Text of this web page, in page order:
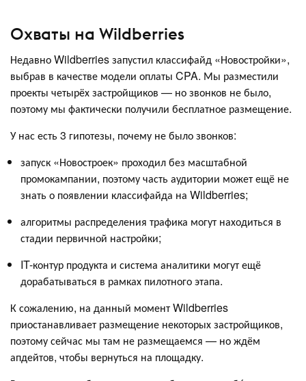
Охваты на Wildberries
Недавно Wildberries запустил классифайд «Новостройки»,
выбрав в качестве модели оплаты CPA. Мы разместили
проекты четырёх застройщиков — но звонков не было,
поэтому мы фактически получили бесплатное размещение.
У нас есть 3 гипотезы, почему не было звонков:
запуск «Новостроек» проходил без масштабной
промокампании, поэтому часть аудитории может ещё не
знать о появлении классифайда на Wildberries;
алгоритмы распределения трафика могут находиться в
стадии первичной настройки;
IT-контур продукта и система аналитики могут ещё
дорабатываться в рамках пилотного этапа.
К сожалению, на данный момент Wildberries
приостанавливает размещение некоторых застройщиков,
поэтому сейчас мы там не размещаемся — но ждём
апдейтов, чтобы вернуться на площадку.